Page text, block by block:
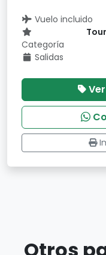
Vuelo incluido
Categoría
Salidas